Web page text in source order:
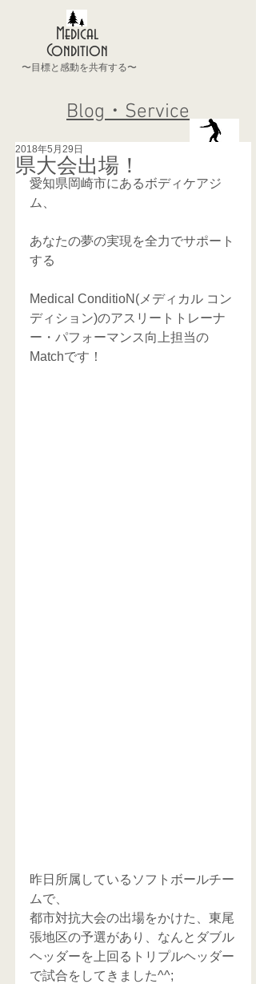
Medical
Condition
〜目標と感動を共有する〜
Blog・Service
県大会出場！
2018年5月29日
愛知県岡崎市にあるボディケアジ
ム、
あなたの夢の実現を全力でサポート
する
Medical ConditioN(メディカル コン
ディション)のアスリートトレーナ
ー・パフォーマンス向上担当の
Matchです！
昨日所属しているソフトボールチー
ムで、
都市対抗大会の出場をかけた、東尾
張地区の予選があり、なんとダブル
ヘッダーを上回るトリプルヘッダー
で試合をしてきました^^;